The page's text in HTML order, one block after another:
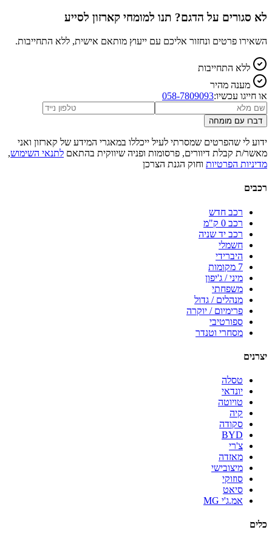
לא סגורים על הדגם? תנו למומחי קארזון לסייע
השאירו פרטים ונחזור אליכם עם ייעוץ מותאם אישית, ללא התחייבות.
ללא התחייבות
מענה מהיר
או חייגו עכשיו:058-7809093
דברו עם מומחה
ידוע לי שהפרטים שמסרתי לעיל ייכללו במאגרי המידע של קארזון ואני
מאשר/ת קבלת דיוורים, פרסומות ופניה שיווקית בהתאם לתנאי השימוש,
מדיניות הפרטיות וחוק הגנת הצרכן
רכבים
רכב חדש
רכב 0 ק"מ
רכב יד שניה
חשמלי
היברידי
7 מקומות
מיני / ג'יפון
משפחתי
מנהלים / גדול
פרימיום / יוקרה
ספורטיבי
מסחרי וטנדר
יצרנים
טסלה
יונדאי
טויוטה
קיה
סקודה
BYD
צ'רי
מאזדה
מיצובישי
סוזוקי
סיאט
אמ.ג'י MG
כלים